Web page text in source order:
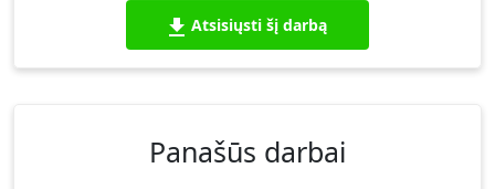
Atsisiųsti šį darbą
Panašūs darbai